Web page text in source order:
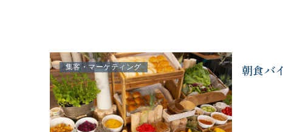
株式会社アルファコンサルティング｜ホテル・旅館・観光
集客・マーケティング 朝食バ